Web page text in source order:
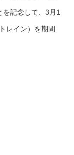
記念して、3月1
レイン）を期間